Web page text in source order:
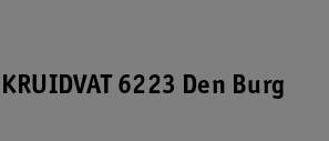
KRUIDVAT 6223 Den Burg